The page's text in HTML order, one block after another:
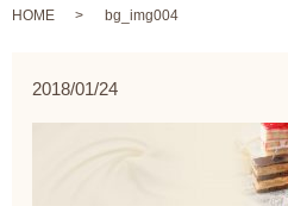
HOME bg_img004
2018/01/24